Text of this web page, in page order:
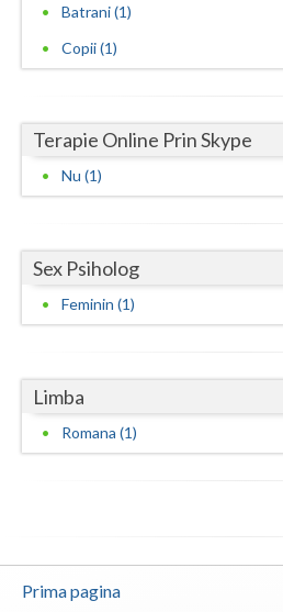
Mehedinti
Neamt
Prahova
Sibiu
Suceava
Valcea
Batrani (1)
Copii (1)
Terapie Online Prin Skype
Nu (1)
Sex Psiholog
Feminin (1)
Limba
Romana (1)
Prima pagina